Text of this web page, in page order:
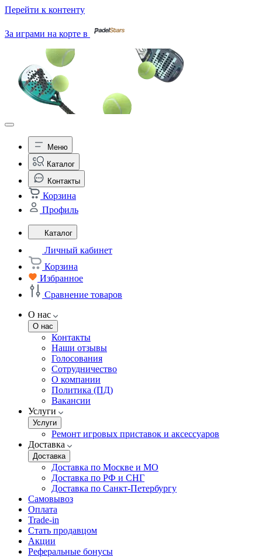
Перейти к контенту
За играми на корте в
Меню
Каталог
Контакты
Корзина
Профиль
Каталог
Личный кабинет
Корзина
Избранное
Сравнение товаров
О нас
О нас
Контакты
Наши отзывы
Голосования
Сотрудничество
О компании
Политика (ПД)
Вакансии
Услуги
Услуги
Ремонт игровых приставок и аксессуаров
Доставка
Доставка
Доставка по Москве и МО
Доставка по РФ и СНГ
Доставка по Санкт-Петербургу
Самовывоз
Оплата
Trade-in
Стать продавцом
Акции
Реферальные бонусы